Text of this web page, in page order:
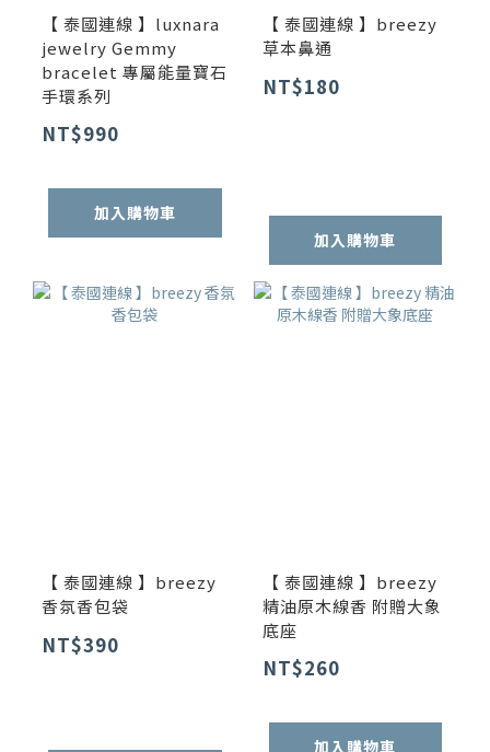
【 泰國連線 】luxnara
jewelry Gemmy
bracelet 專屬能量寶石
手環系列
NT$990
加入購物車
【 泰國連線 】breezy
草本鼻通
NT$180
加入購物車
【 泰國連線 】breezy
香氛香包袋
NT$390
【 泰國連線 】breezy
精油原木線香 附贈大象
底座
NT$260
加入購物車